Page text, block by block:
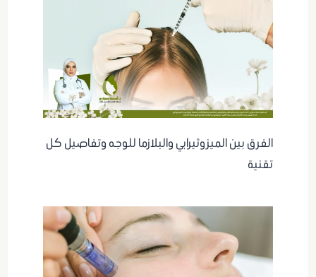
الفرق بين الميزوثيرابي والبلازما للوجه وتفاصيل كل
تقنية